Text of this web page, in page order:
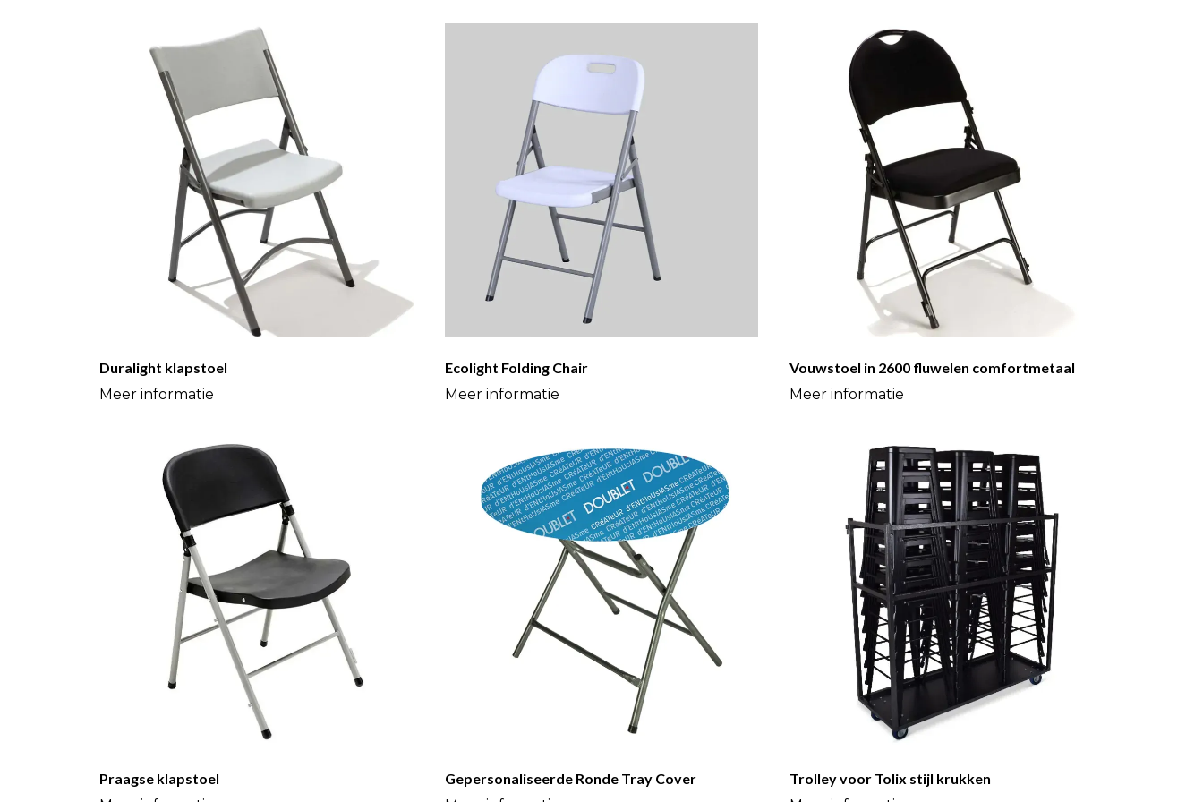
Duralight klapstoel Ecolight Folding Chair Vouwstoel in 2600 fluwelen comfortmetaal
Praagse klapstoel Gepersonaliseerde Ronde Tray Cover Trolley voor Tolix stijl krukken